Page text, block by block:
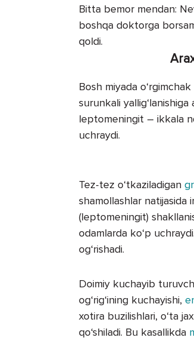
Bitta bemor mendan:
boshqa doktorga
qoldi.
Bosh miyada
surunkali
leptomeningit – ikkala
uchraydi.
Tez-tez o‘tkaziladigan
shamollashlar natijasida
(leptomeningit)
odamlarda ko‘p
og‘rishadi.
Doimiy kuchayib
og‘rig‘ining kuchayishi,
xotira buzilishlari, o‘ta
qo‘shiladi. Bu kasallikda